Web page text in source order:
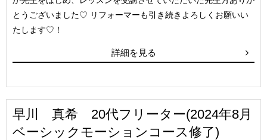
とうございました♡ リフォーマーも引き続きよろしくお願いい
たします♡！
詳細を見る
早川 真希 20代フリーター(2024年8月
ベーシックモーションコース修了)